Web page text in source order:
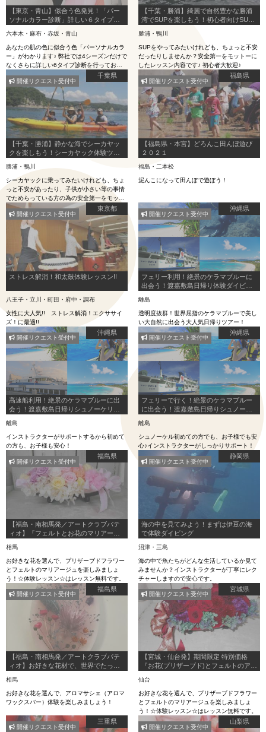
【東京・青山】似合う色発見！「パー
ソナルカラー診断」詳しい６タイプ診
断で実施！外苑前駅より徒歩４分！
六本木・麻布・赤坂・青山
あなたの肌の色に似合う色「パーソナルカラ
ー」がわかります♪ 弊社では4シーズンだけで
なくさらに詳しい6タイプ診断を行っており
ます。 ファッションやメイクでパーソナルカ
ラーを取り入れて魅力をアップさせましょう
【千葉・勝浦】綺麗で自然豊かな勝浦
湾でSUPを楽しもう！初心者向けSUP
体験ツアー♪
勝浦・鴨川
SUPをやってみたいけれども、ちょっと不安
だったりしませんか？安全第一をモットーに
したレッスン内容です♪ 初心者大歓迎♪
千葉県
【千葉・勝浦】静かな海でシーカヤッ
クを楽しもう！シーカヤック体験ツア
勝浦・鴨川
シーカヤックに乗ってみたいけれども、ちょ
っと不安があったり、子供が小さい等の事情
でためらっている方の為の安全第一をモット
ーにしたレッスン内容です。午前中の静かな
海に船出し、勝浦湾内周遊・小島を一周しま
す。 初心者大歓迎です！
開催リクエスト受付中
福島県
【福島県・本宮】どろんこ田んぼ遊び
２０２１
福島・二本松
泥んこになって田んぼで遊ぼう！
開催リクエスト受付中
東京都
ストレス解消！和太鼓体験レッスン!!
八王子・立川・町田・府中・調布
女性に大人気!! ストレス解消！エクササイ
ズ！に最適!!
開催リクエスト受付中
沖縄県
フェリー利用！絶景のケラマブルーに
出会う！渡嘉敷島日帰り体験ダイビン
離島
透明度抜群！世界屈指のケラマブルーで美し
い大自然に出会う大人気日帰りツアー！
開催リクエスト受付中
沖縄県
高速船利用！絶景のケラマブルーに出
会う！渡嘉敷島日帰りシュノーケリン
離島
インストラクターがサポートするから初めて
の方も、お子様も安心！
開催リクエスト受付中
沖縄県
フェリーで行く！絶景のケラマブルー
に出会う！渡嘉敷島日帰りシュノーケ
離島
シュノーケル初めての方でも、お子様でも安
心♪インストラクターがしっかりサポート！
開催リクエスト受付中
福島県
【福島・南相馬発／アートクラブパテ
ィオ】『フェルトとお花のマリアージ
ン！
相馬
お好きな花を選んで、プリザーブドフラワー
とフェルトのマリアージュを楽しみましょ
う！☆体験レッスン☆はレッスン無料です。
開催リクエスト受付中
静岡県
海の中を見てみよう！まずは伊豆の海
で体験ダイビング
沼津・三島
海の中で魚たちがどんな生活しているか見て
みませんか？インストラクターが丁寧にレク
チャーしますので安心です。
開催リクエスト受付中
福島県
【福島・南相馬発／アートクラブパテ
ィオ】お好きな花材で、世界でたった
バー）を創りましょう♪
相馬
お好きな花を選んで、アロマサシェ（アロマ
ワックスバー）体験を楽しみましょう！
開催リクエスト受付中
宮城県
【宮城・仙台発】期間限定 特別価格
『お花(プリザーブド)とフェルトのアレ
仙台
お好きな花を選んで、プリザーブドフラワー
とフェルトのマリアージュを楽しみましょ
う！☆体験レッスン☆はレッスン無料です。
開催リクエスト受付中
三重県
開催リクエスト受付中
山梨県
開催リクエスト受付中